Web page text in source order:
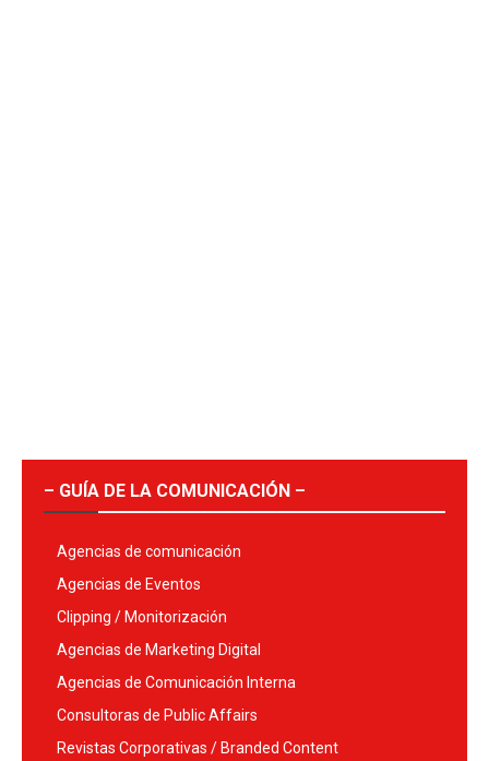
– GUÍA DE LA COMUNICACIÓN –
Agencias de comunicación
Agencias de Eventos
Clipping / Monitorización
Agencias de Marketing Digital
Agencias de Comunicación Interna
Consultoras de Public Affairs
Revistas Corporativas / Branded Content